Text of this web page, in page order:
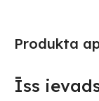
Produkta
Īss